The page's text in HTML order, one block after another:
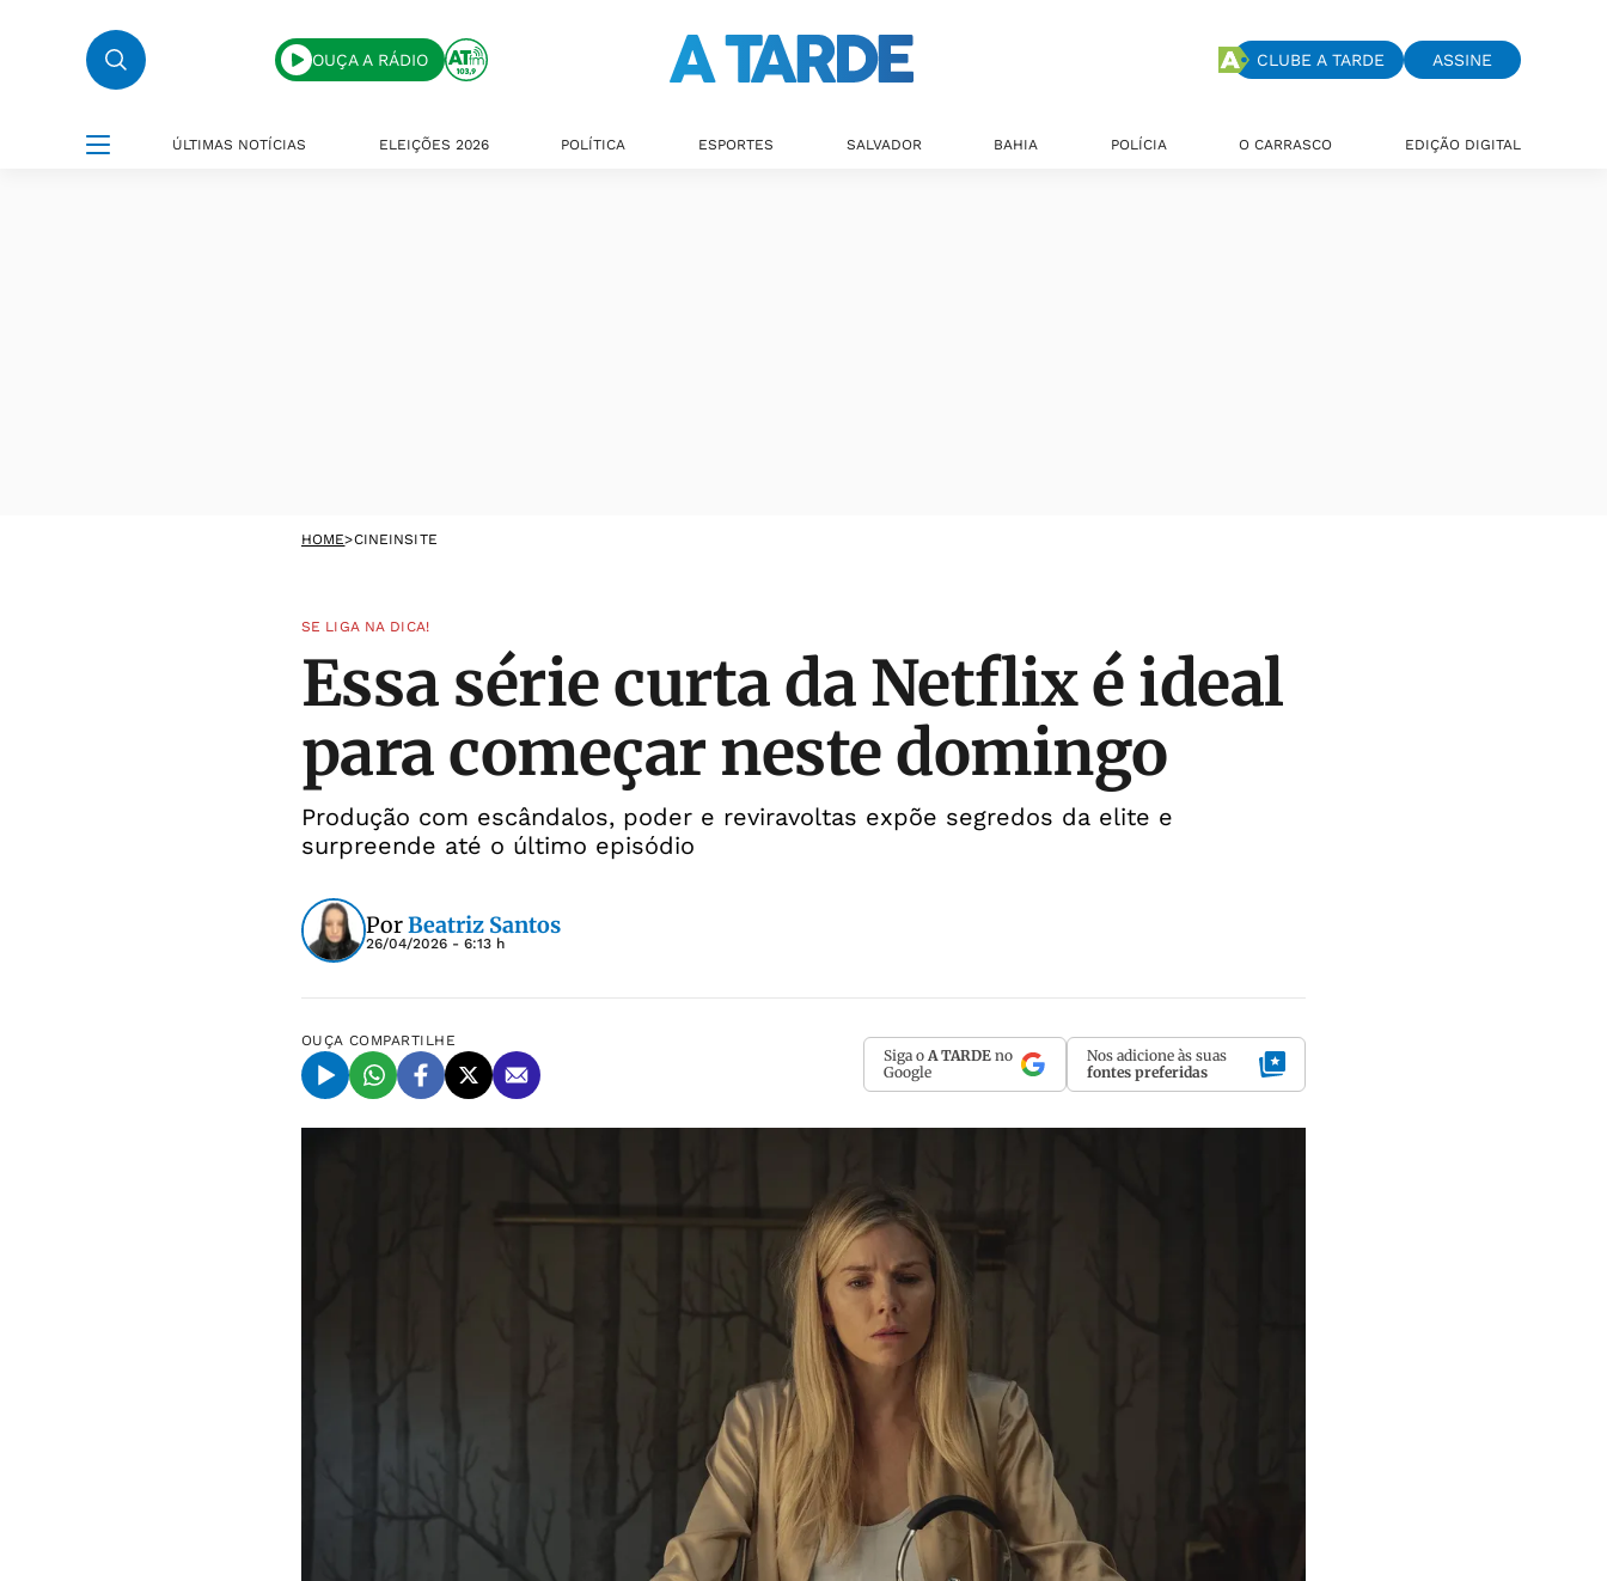
OUÇA A RÁDIO CLUBE A TARDE ASSINE
ÚLTIMAS NOTÍCIAS ELEIÇÕES 2026 POLÍTICA ESPORTES SALVADOR BAHIA POLÍCIA O CARRASCO EDIÇÃO DIGITAL
HOME>CINEINSITE
SE LIGA NA DICA!
Essa série curta da Netflix é ideal
para começar neste domingo
Produção com escândalos, poder e reviravoltas expõe segredos da elite e
surpreende até o último episódio
PorBeatriz Santos
26/04/2026 - 6:13 h
OUÇA COMPARTILHE
Siga o A TARDE no
Google
Nos adicione às suas
fontes preferidas